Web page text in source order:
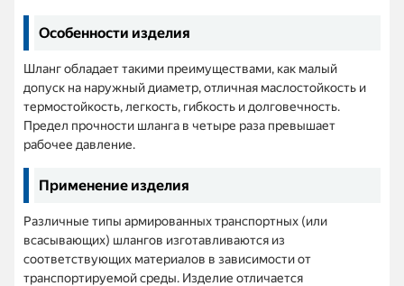
Особенности изделия
Шланг обладает такими преимуществами, как малый
допуск на наружный диаметр, отличная маслостойкость и
термостойкость, легкость, гибкость и долговечность.
Предел прочности шланга в четыре раза превышает
рабочее давление.
Применение изделия
Различные типы армированных транспортных (или
всасывающих) шлангов изготавливаются из
соответствующих материалов в зависимости от
транспортируемой среды. Изделие отличается